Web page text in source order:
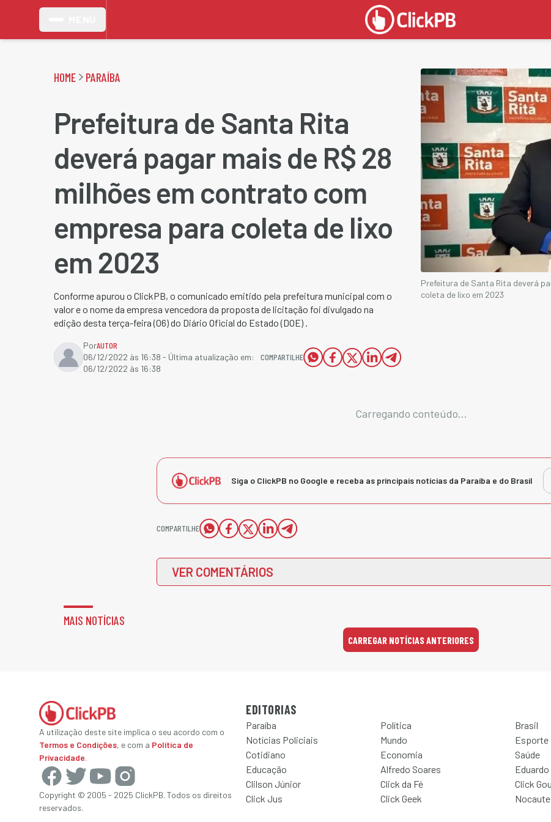
HOME PARAÍBA
Prefeitura de Santa Rita
deverá pagar mais de R$ 28
milhões em contrato com
empresa para coleta de lixo
em 2023
Conforme apurou o ClickPB, o comunicado emitido pela prefeitura municipal com o
valor e o nome da empresa vencedora da proposta de licitação foi divulgado na
edição desta terça-feira (06) do Diário Oficial do Estado (DOE) .
PorAUTOR
06/12/2022 às 16:38 - Última atualização em:
06/12/2022 às 16:38
COMPARTILHE
Prefeitura de Santa Rita deverá
coleta de lixo em 2023
Carregando conteúdo...
Siga o ClickPB no Google e receba as principais notícias da Paraíba e do Brasil
COMPARTILHE
VER COMENTÁRIOS
MAIS NOTÍCIAS
CARREGAR NOTÍCIAS ANTERIORES
A utilização deste site implica o seu acordo com o
Termos e Condições, e com a Política de
Privacidade.
Copyright © 2005 - 2025 ClickPB. Todos os direitos
reservados.
EDITORIAS
Paraíba Política
Brasil
Notícias Policiais
Mundo
Esporte
Cotidiano
Economia
Saúde
Educação
Alfredo Soares
Eduardo
Clilson Júnior
Click da Fé
Click
Click Jus
Click Geek Nocaute